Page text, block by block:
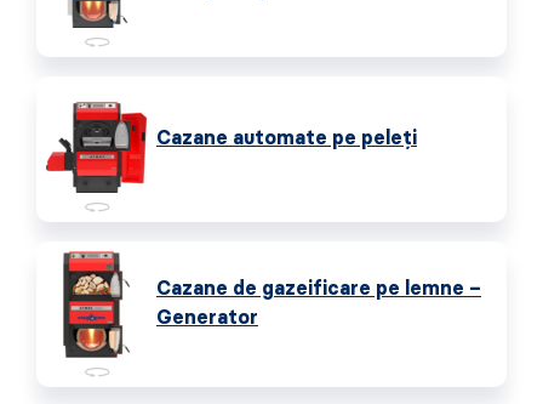
Cazane automate pe peleţi
Cazane de gazeificare pe lemne –
Generator